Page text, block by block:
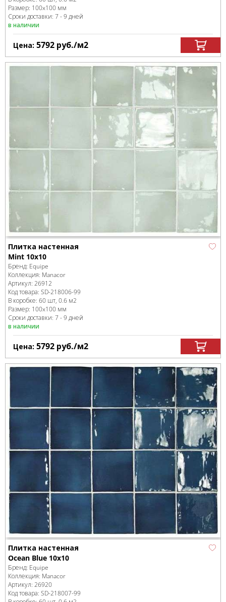
Размер: 100x100 мм
Сроки доставки: 7 - 9 дней
в наличии
Цена: 5792 руб./м2
Плитка настенная
Mint 10x10
Бренд: Equipe
Коллекция: Manacor
Артикул: 26912
Код товара: SD-218006-99
В коробке: 60 шт, 0.6 м2
Размер: 100x100 мм
Сроки доставки: 7 - 9 дней
в наличии
Цена: 5792 руб./м2
Плитка настенная
Ocean Blue 10x10
Бренд: Equipe
Коллекция: Manacor
Артикул: 26920
Код товара: SD-218007-99